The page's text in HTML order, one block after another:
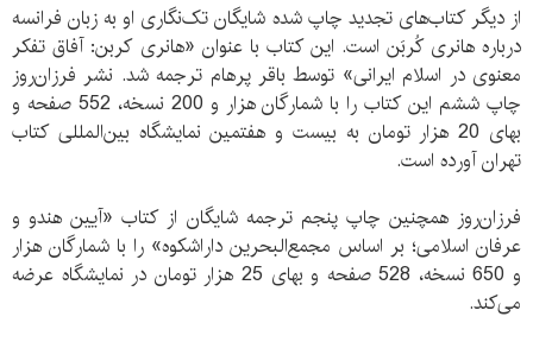
از دیگر کتاب‌های تجدید چاپ شده شایگان تک‌نگاری او به زبان فرانسه
درباره هانری کُربَن است. این کتاب با عنوان «هانری كربن: آفاق تفكر
معنوی در اسلام ايرانی» توسط باقر پرهام ترجمه شد. نشر فرزان‌روز
چاپ ششم این کتاب را با شمارگان هزار و 200 نسخه، 552 صفحه و
بهای 20 هزار تومان به بیست و هفتمین نمایشگاه بین‌المللی کتاب
تهران آورده است.
فرزان‌روز همچنین چاپ پنجم ترجمه شایگان از کتاب «آيين هندو و
عرفان اسلامی؛ بر اساس مجمع‌البحرين داراشكوه» را با شمارگان هزار
و 650 نسخه، 528 صفحه و بهای 25 هزار تومان در نمایشگاه عرضه
می‌کند.